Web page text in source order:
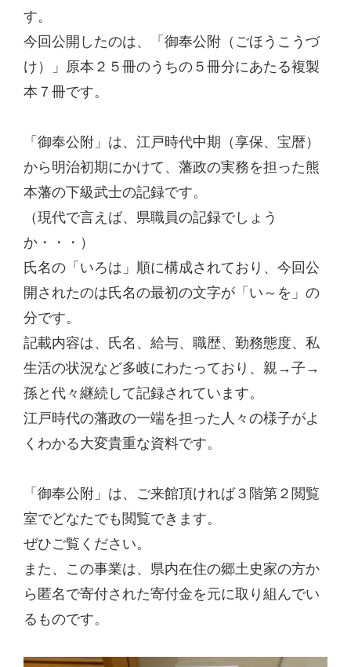
す。
今回公開したのは、「御奉公附（ごほうこうづ
け）」原本２５冊のうちの５冊分にあたる複製
本７冊です。
「御奉公附」は、江戸時代中期（享保、宝暦）
から明治初期にかけて、藩政の実務を担った熊
本藩の下級武士の記録です。
（現代で言えば、県職員の記録でしょう
か・・・）
氏名の「いろは」順に構成されており、今回公
開されたのは氏名の最初の文字が「い～を」の
分です。
記載内容は、氏名、給与、職歴、勤務態度、私
生活の状況など多岐にわたっており、親→子→
孫と代々継続して記録されています。
江戸時代の藩政の一端を担った人々の様子がよ
くわかる大変貴重な資料です。
「御奉公附」は、ご来館頂ければ３階第２閲覧
室でどなたでも閲覧できます。
ぜひご覧ください。
また、この事業は、県内在住の郷土史家の方か
ら匿名で寄付された寄付金を元に取り組んでい
るものです。